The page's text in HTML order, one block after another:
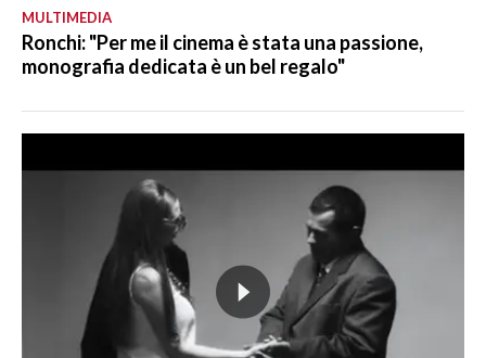
MULTIMEDIA
Ronchi: "Per me il cinema è stata una passione,
monografia dedicata è un bel regalo"